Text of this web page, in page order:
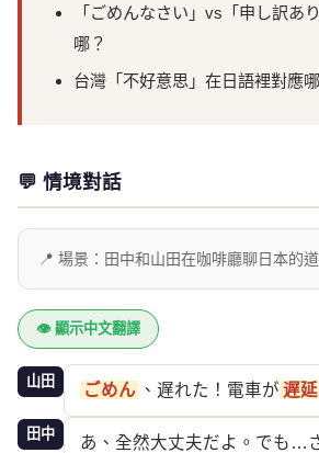
「ごめんなさい」vs「申し訳あ
哪？
台灣「不好意思」在日語裡對應
💬 情境對話
📍 場景：田中和山田在咖啡廳聊日本的道
👁 顯示中文翻譯
山田 ごめん 、遅れた！電車が 遅延
田中
あ、全然大丈夫だよ。でも…